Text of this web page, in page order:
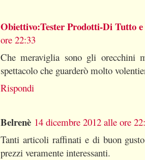
Obiettivo:Tester Prodotti-Di Tutto
ore 22:33
Che meraviglia sono gli
spettacolo che guarderò molto
Rispondi
Belrenè 14 dicembre 2012 alle ore
Tanti articoli raffinati e di buon
prezzi veramente interessanti.